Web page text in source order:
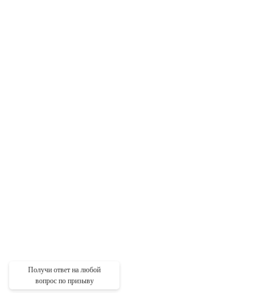
Получи ответ на любой
вопрос по призыву